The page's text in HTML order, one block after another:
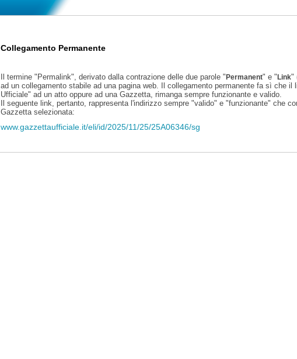
Collegamento Permanente
Il termine "Permalink", derivato dalla contrazione delle due parole "Permanent" e "Link"
ad un collegamento stabile ad una pagina web. Il collegamento permanente fa sì che
Ufficiale" ad un atto oppure ad una Gazzetta, rimanga sempre funzionante e valido.
Il seguente link, pertanto, rappresenta l'indirizzo sempre "valido" e "funzionante" che
Gazzetta selezionata:
www.gazzettaufficiale.it/eli/id/2025/11/25/25A06346/sg